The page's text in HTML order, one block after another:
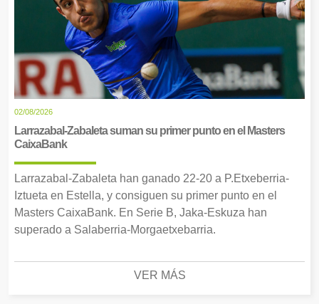
02/08/2026
Larrazabal-Zabaleta suman su primer punto en el Masters
CaixaBank
Larrazabal-Zabaleta han ganado 22-20 a P.Etxeberria-
Iztueta en Estella, y consiguen su primer punto en el
Masters CaixaBank. En Serie B, Jaka-Eskuza han
superado a Salaberria-Morgaetxebarria.
VER MÁS